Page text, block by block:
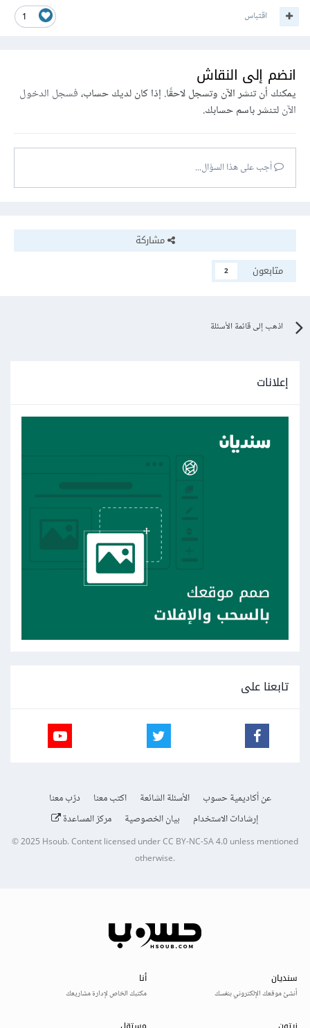
1 اقتباس
انضم إلى النقاش
يمكنك أن تنشر الآن وتسجل لاحقًا. إذا كان لديك حساب،فسجل الدخول
الآنلتنشر باسم حسابك.
أجب على هذا السؤال...
مشاركة
متابعون
2
اذهب إلى قائمة الأسئلة
إعلانات
تابعنا على
عن أكاديمية حسوب الأسئلة الشائعة اكتب معنا
درّب معنا
إرشادات الاستخدام
بيان الخصوصية مركز المساعدة
© 2025Hsoub.Content licensed underCC BY-NC-SA 4.0unless mentioned
otherwise.